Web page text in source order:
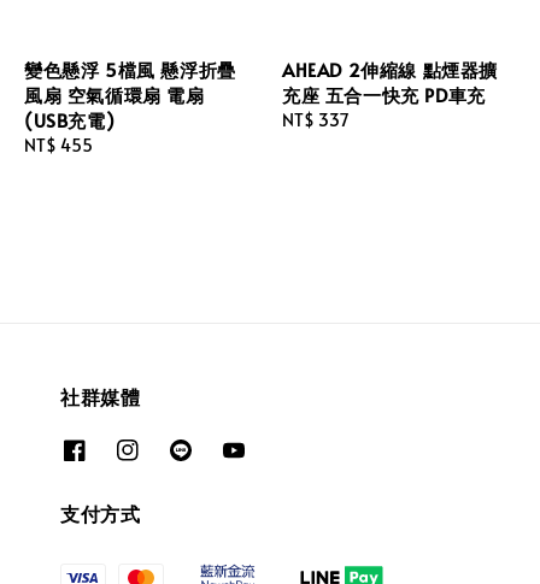
變色懸浮 5檔風 懸浮折疊
風扇 空氣循環扇 電扇
(USB充電)
Regular
NT$ 455
AHEAD 2伸縮線 點煙器擴
充座 五合一快充 PD車充
Regular
NT$ 337
社群媒體
支付方式